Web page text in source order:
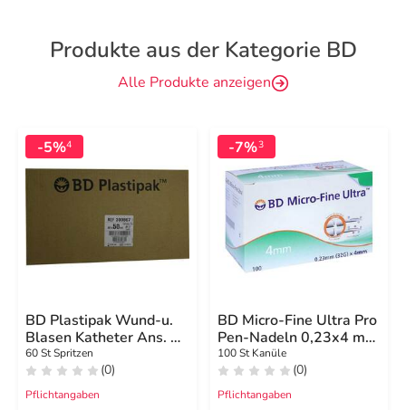
Produkte aus der Kategorie BD
Alle Produkte anzeigen
-5%4
BD Plastipak Wund-u.
Blasen Katheter Ans. 50
/ 60 ml
60 St Spritzen
(0)
Pflichtangaben
-7%3
BD Micro-Fine Ultra Pro
Pen-Nadeln 0,23x4 mm
32 G
100 St Kanüle
(0)
Pflichtangaben